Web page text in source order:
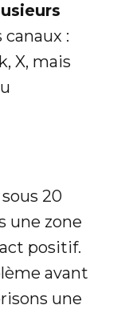
canaux :
X, mais
20
une zone
positif.
avant
une